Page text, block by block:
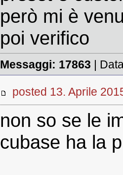
però mi è
poi verifico
Messaggi: 17863 |
posted 13. Aprile
non so se le
cubase ha la